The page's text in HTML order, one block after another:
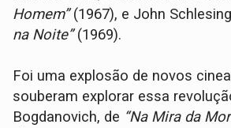
Homem”(1967), e John
na Noite”(1969).
Foi uma explosão de novos
souberam explorar essa
Bogdanovich, de “Na Mira da